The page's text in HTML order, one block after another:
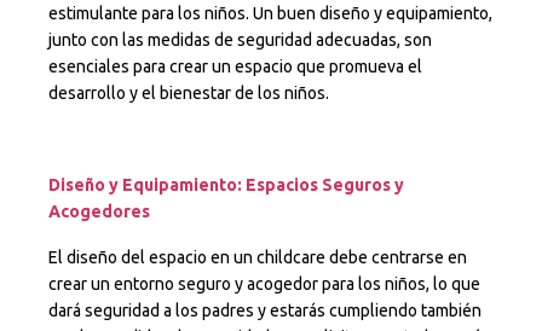
estimulante para los niños. Un buen diseño y equipamiento,
junto con las medidas de seguridad adecuadas, son
esenciales para crear un espacio que promueva el
desarrollo y el bienestar de los niños.
Diseño y Equipamiento: Espacios Seguros y
Acogedores
El diseño del espacio en un childcare debe centrarse en
crear un entorno seguro y acogedor para los niños, lo que
dará seguridad a los padres y estarás cumpliendo también